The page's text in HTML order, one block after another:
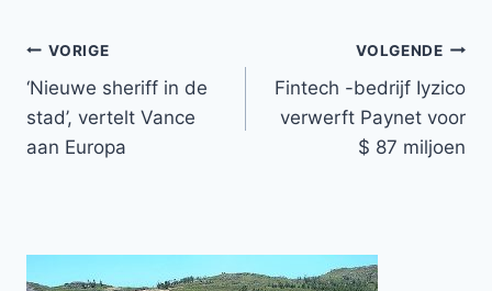
Bericht
navigatie
VORIGE
‘Nieuwe sheriff in de
stad’, vertelt Vance
aan Europa
VOLGENDE
Fintech -bedrijf Iyzico
verwerft Paynet voor
$ 87 miljoen